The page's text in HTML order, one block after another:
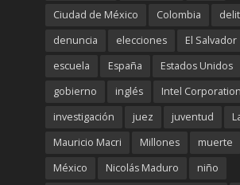
Ciudad de México
Colombia
denuncia
elecciones El Salvador
escuela
España Estados Unidos
gobierno
inglés
Intel Corporation
investigación
juez juventud
Mauricio Macri
Millones muerte
México
Nicolás Maduro
niño